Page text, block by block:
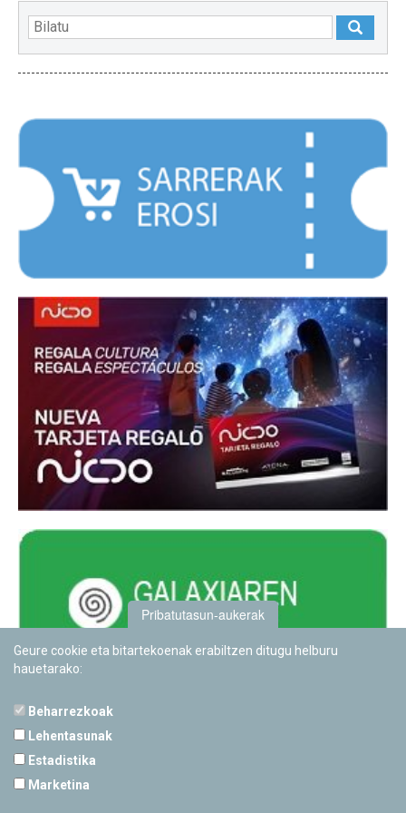
Pribatutasun-aukerak
Geure cookie eta bitartekoenak erabiltzen ditugu helburu
hauetarako:
Beharrezkoak
Lehentasunak
Estadistika
Marketina